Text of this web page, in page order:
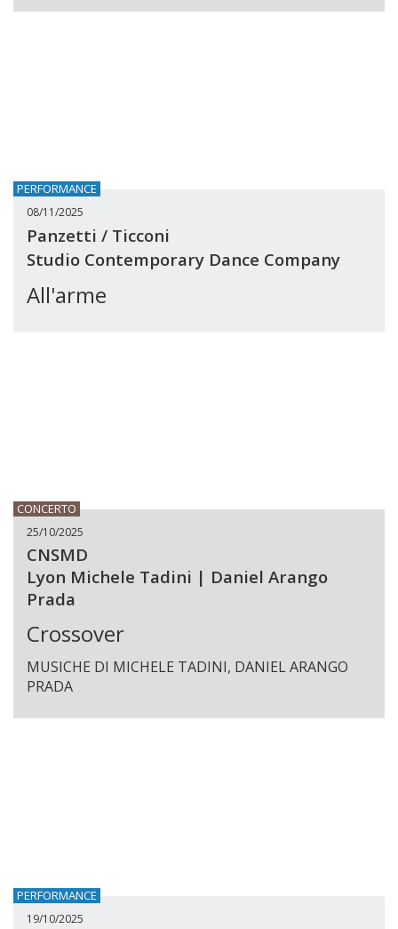
PERFORMANCE
08/11/2025
Panzetti / Ticconi
Studio Contemporary Dance Company
All'arme
CONCERTO
25/10/2025
CNSMD
Lyon Michele Tadini | Daniel Arango
Prada
Crossover
MUSICHE DI MICHELE TADINI, DANIEL ARANGO
PRADA
PERFORMANCE
19/10/2025